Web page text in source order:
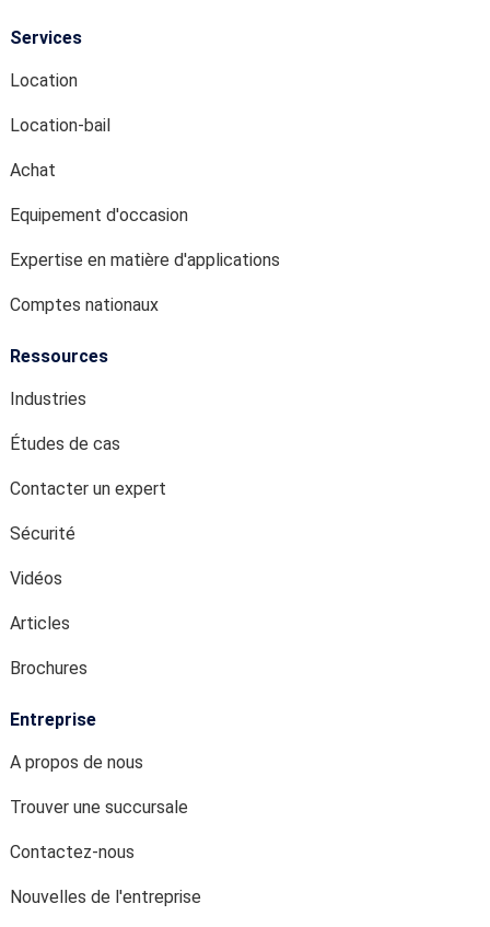
Services
Location
Location-bail
Achat
Equipement d'occasion
Expertise en matière d'applications
Comptes nationaux
Ressources
Industries
Études de cas
Contacter un expert
Sécurité
Vidéos
Articles
Brochures
Entreprise
A propos de nous
Trouver une succursale
Contactez-nous
Nouvelles de l'entreprise